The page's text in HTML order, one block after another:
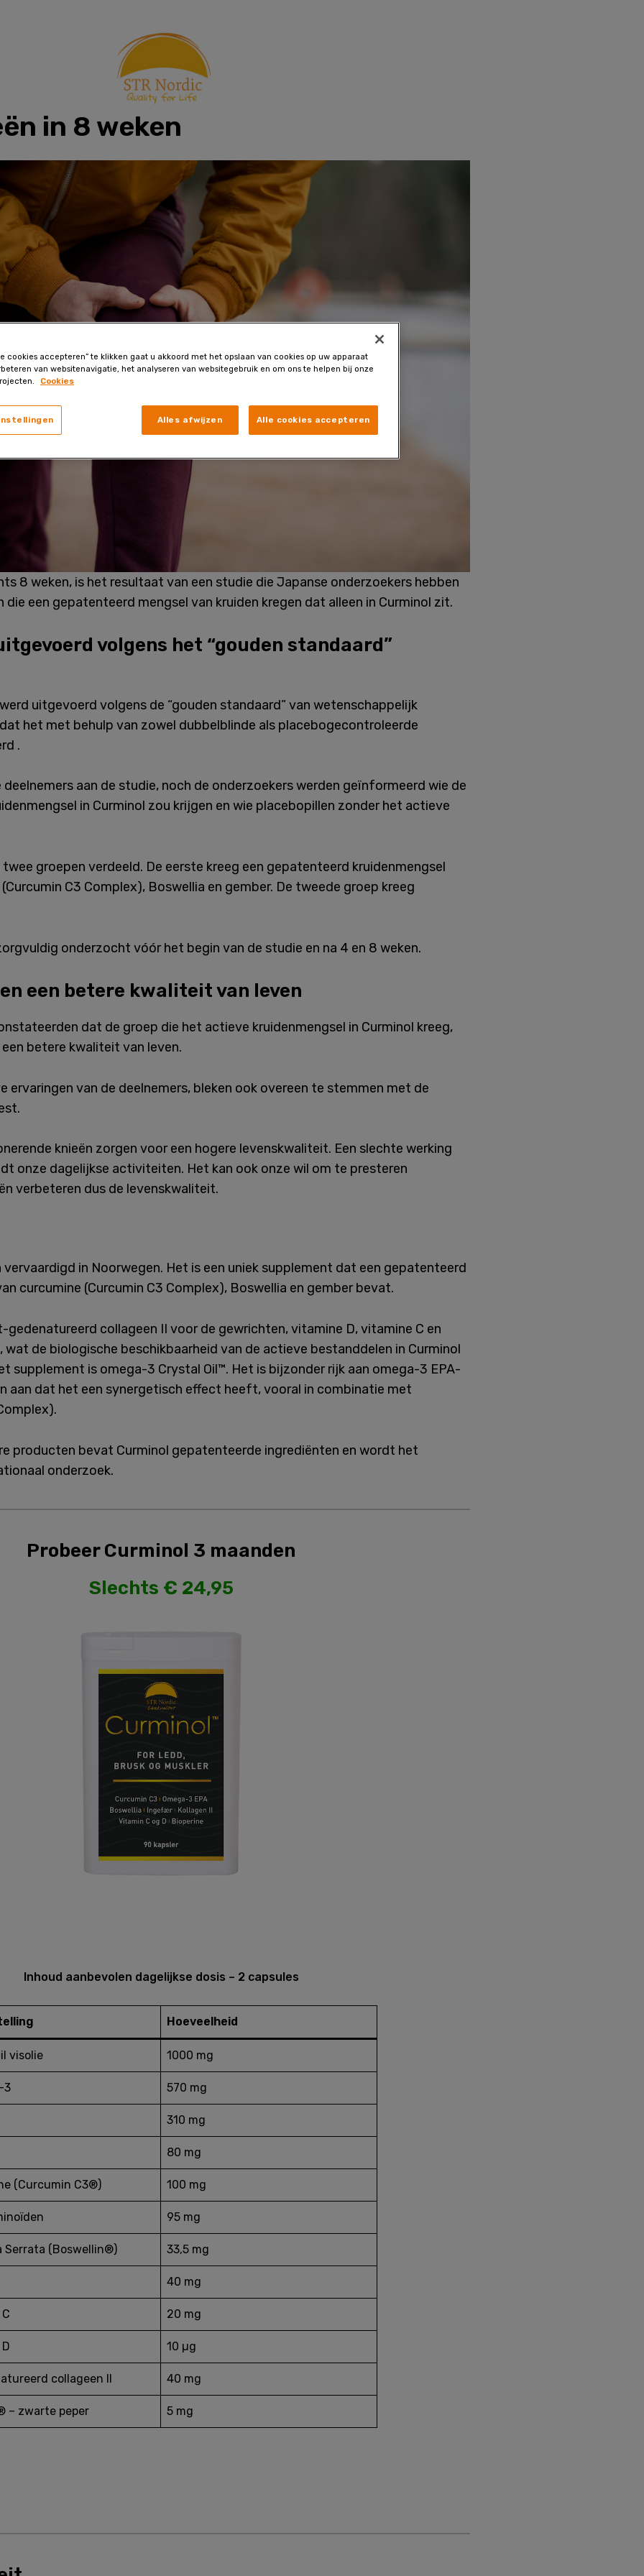
in 8 weken
8 weken, is het resultaat van een studie die Japanse onderzoekers hebben
een gepatenteerd mengsel van kruiden kregen dat alleen in Curminol zit.
volgens het “gouden standaard”
uitgevoerd volgens de “gouden standaard” van wetenschappelijk
het met behulp van zowel dubbelblinde als placebogecontroleerde
.
aan de studie, noch de onderzoekers werden geïnformeerd wie de
in Curminol zou krijgen en wie placebopillen zonder het actieve
twee groepen verdeeld. De eerste kreeg een gepatenteerd kruidenmengsel
C3 Complex), Boswellia en gember. De tweede groep kreeg
onderzocht vóór het begin van de studie en na 4 en 8 weken.
een betere kwaliteit van leven
dat de groep die het actieve kruidenmengsel in Curminol kreeg,
betere kwaliteit van leven.
ervaringen van de deelnemers, bleken ook overeen te stemmen met de
knieën zorgen voor een hogere levenskwaliteit. Een slechte werking
onze dagelijkse activiteiten. Het kan ook onze wil om te presteren
verbeteren dus de levenskwaliteit.
vervaardigd in Noorwegen. Het is een uniek supplement dat een gepatenteerd
curcumine (Curcumin C3 Complex), Boswellia en gember bevat.
collageen II voor de gewrichten, vitamine D, vitamine C en
wat de biologische beschikbaarheid van de actieve bestanddelen in Curminol
supplement is omega-3 Crystal Oil™. Het is bijzonder rijk aan omega-3 EPA-
aan dat het een synergetisch effect heeft, vooral in combinatie met
producten bevat Curminol gepatenteerde ingrediënten en wordt het
onderzoek.
Probeer Curminol 3 maanden
Slechts € 24,95
Inhoud aanbevolen dagelijkse dosis – 2 capsules
Hoeveelheid
visolie 1000 mg
3 570 mg
310 mg
80 mg
(Curcumin C3®) 100 mg
95 mg
Serrata (Boswellin®) 33,5 mg
40 mg
20 mg
10 µg
collageen II 40 mg
– zwarte peper 5 mg
cookies accepteren” te klikken gaat u akkoord met het opslaan van cookies op uw apparaat
van websitenavigatie, het analyseren van websitegebruik en om ons te helpen bij onze
Cookies
Alles afwijzen Alle cookies accepteren